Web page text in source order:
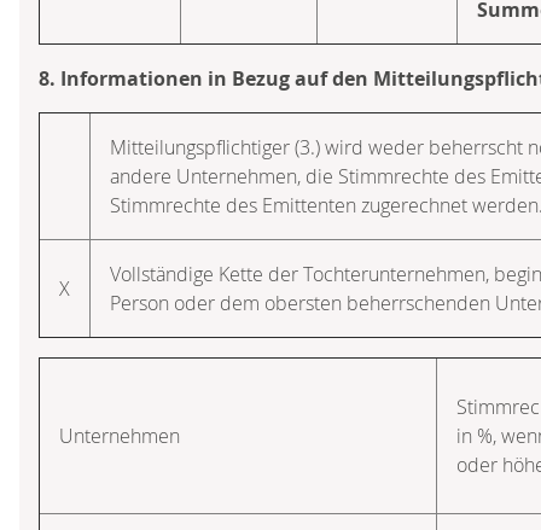
8. Informationen in Bezug auf den
Mitteilungspflichtiger (3.) wird weder beherrscht
andere Unternehmen, die Stimmrechte des
Stimmrechte des Emittenten zugerechnet
X
Vollständige Kette der Tochterunternehmen,
Person oder dem obersten beherrschenden
Unternehmen
in %,
oder